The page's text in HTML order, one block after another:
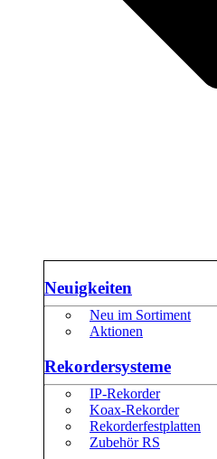
Neuigkeiten
Neu im Sortiment
Aktionen
Rekordersysteme
IP-Rekorder
Koax-Rekorder
Rekorderfestplatten
Zubehör RS